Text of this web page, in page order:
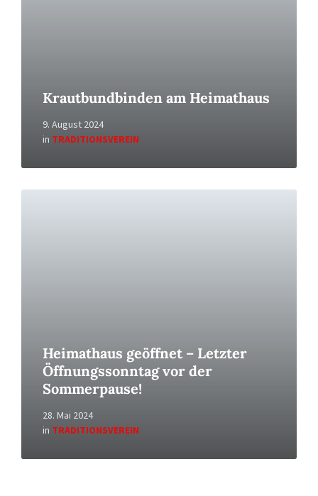
Krautbundbinden am Heimathaus
9. August 2024
in TRADITIONSVEREIN
Heimathaus geöffnet – Letzter
Öffnungssonntag vor der
Sommerpause!
28. Mai 2024
in TRADITIONSVEREIN